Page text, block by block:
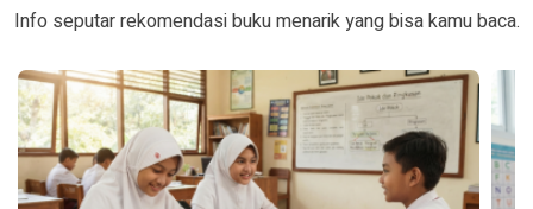
Info seputar rekomendasi buku menarik yang bisa kamu baca.